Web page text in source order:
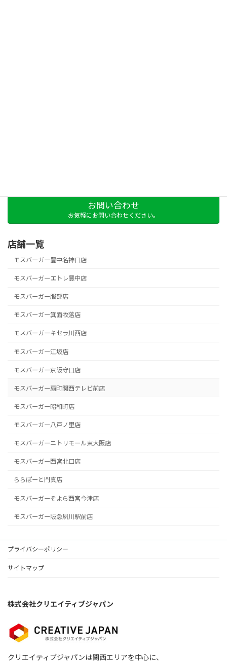
お問い合わせ
お気軽にお問い合わせください。
店舗一覧
モスバーガー豊中名神口店
モスバーガーエトレ豊中店
モスバーガー服部店
モスバーガー箕面牧落店
モスバーガーキセラ川西店
モスバーガー江坂店
モスバーガー京阪守口店
モスバーガー扇町関西テレビ前店
モスバーガー昭和町店
モスバーガー八戸ノ里店
モスバーガーニトリモール東大阪店
モスバーガー西宮北口店
ららぽーと門真店
モスバーガーそよら西宮今津店
モスバーガー阪急夙川駅前店
プライバシーポリシー
サイトマップ
株式会社クリエイティブジャパン
クリエイティブジャパンは関西エリアを中心に、